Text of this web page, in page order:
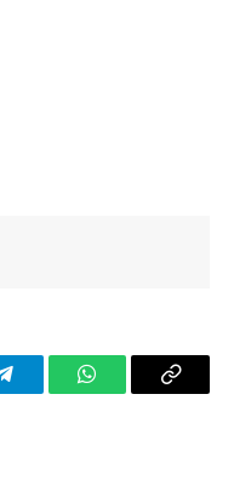
TelegramWhatsAppCopy